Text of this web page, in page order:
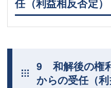
任（利益相反否定）
9 和解後の権
からの受任（利